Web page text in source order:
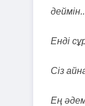
Енді
Сіз
Ең